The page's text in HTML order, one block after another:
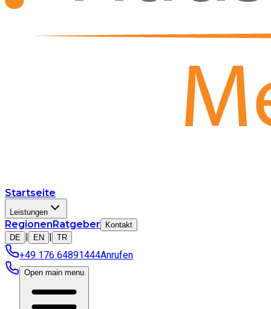
Startseite
Leistungen
RegionenRatgeber
Kontakt
DE | EN | TR
+49 176 64891444Anrufen
Open main menu